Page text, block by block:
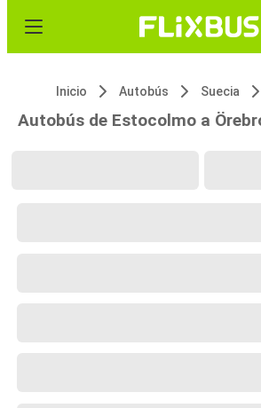
Inicio Autobús Suecia
Autobús de Estocolmo a